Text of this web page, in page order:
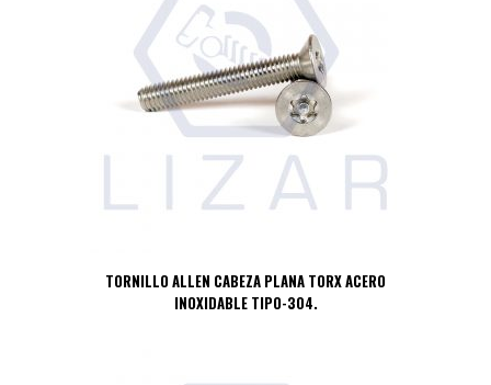
TORNILLO ALLEN CABEZA PLANA TORX ACERO
INOXIDABLE TIPO-304.